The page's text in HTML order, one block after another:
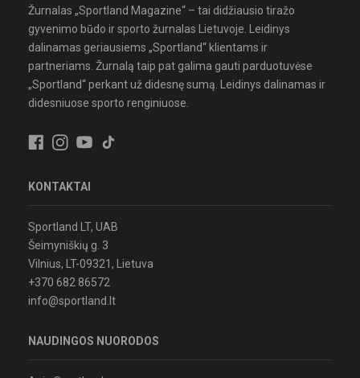
Žurnalas „Sportland Magazine“ – tai didžiausio tiražo
gyvenimo būdo ir sporto žurnalas Lietuvoje. Leidinys
dalinamas geriausiems „Sportland“ klientams ir
partneriams. Žurnalą taip pat galima gauti parduotuvėse
„Sportland“ perkant už didesnę sumą. Leidinys dalinamas ir
didesniuose sporto renginiuose.
KONTAKTAI
Sportland LT, UAB
Šeimyniškių g. 3
Vilnius, LT-09321, Lietuva
+370 682 86572
info@sportland.lt
NAUDINGOS NUORODOS